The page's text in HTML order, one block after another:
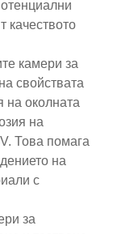
качеството
камери за
свойствата
на околната
на
Това помага
на
с
за